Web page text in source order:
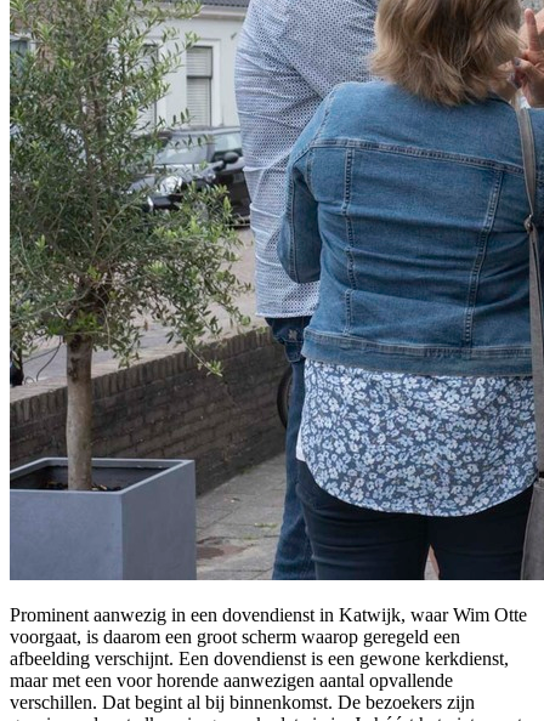
Prominent aanwezig in een dovendienst in Katwijk, waar Wim Otte
voorgaat, is daarom een groot scherm waarop geregeld een
afbeelding verschijnt. Een dovendienst is een gewone kerkdienst,
maar met een voor horende aanwezigen aantal opvallende
verschillen. Dat begint al bij binnenkomst. De bezoekers zijn